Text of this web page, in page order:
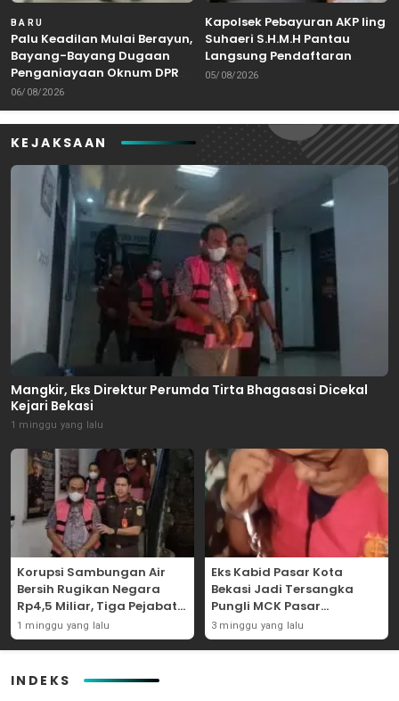
BARU
Palu Keadilan Mulai Berayun,
Bayang-Bayang Dugaan
Penganiayaan Oknum DPRD
Bekasi Masuk Meja Hijau
06/08/2026
Kapolsek Pebayuran AKP Iing
Suhaeri S.H.M.H Pantau
Langsung Pendaftaran
Bakal Calon Kepala Desa di
05/08/2026
KEJAKSAAN
Mangkir, Eks Direktur Perumda Tirta Bhagasasi Dicekal
Kejari Bekasi
1 minggu yang lalu
Korupsi Sambungan Air
Bersih Rugikan Negara
Rp4,5 Miliar, Tiga Pejabat
Perumda Dijerat
1 minggu yang lalu
Eks Kabid Pasar Kota
Bekasi Jadi Tersangka
Pungli MCK Pasar
Bantargebang
3 minggu yang lalu
INDEKS